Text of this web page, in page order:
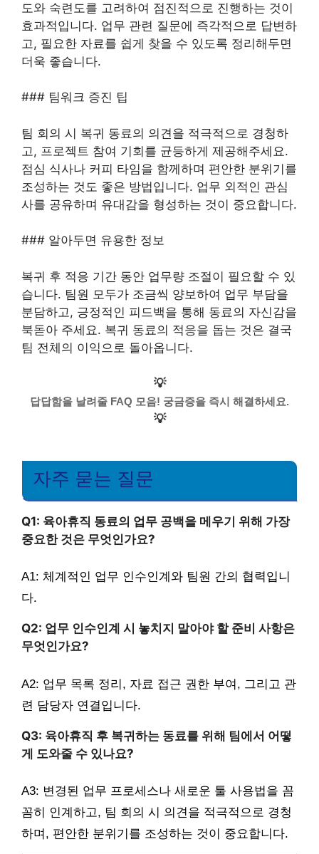
도와 숙련도를 고려하여 점진적으로 진행하는 것이
효과적입니다. 업무 관련 질문에 즉각적으로 답변하
고, 필요한 자료를 쉽게 찾을 수 있도록 정리해두면
더욱 좋습니다.
### 팀워크 증진 팁
팀 회의 시 복귀 동료의 의견을 적극적으로 경청하
고, 프로젝트 참여 기회를 균등하게 제공해주세요.
점심 식사나 커피 타임을 함께하며 편안한 분위기를
조성하는 것도 좋은 방법입니다. 업무 외적인 관심
사를 공유하며 유대감을 형성하는 것이 중요합니다.
### 알아두면 유용한 정보
복귀 후 적응 기간 동안 업무량 조절이 필요할 수 있
습니다. 팀원 모두가 조금씩 양보하여 업무 부담을
분담하고, 긍정적인 피드백을 통해 동료의 자신감을
북돋아 주세요. 복귀 동료의 적응을 돕는 것은 결국
팀 전체의 이익으로 돌아옵니다.
💡
답답함을 날려줄 FAQ 모음! 궁금증을 즉시 해결하세요.
💡
자주 묻는 질문
Q1: 육아휴직 동료의 업무 공백을 메우기 위해 가장
중요한 것은 무엇인가요?
A1: 체계적인 업무 인수인계와 팀원 간의 협력입니
다.
Q2: 업무 인수인계 시 놓치지 말아야 할 준비 사항은
무엇인가요?
A2: 업무 목록 정리, 자료 접근 권한 부여, 그리고 관
련 담당자 연결입니다.
Q3: 육아휴직 후 복귀하는 동료를 위해 팀에서 어떻
게 도와줄 수 있나요?
A3: 변경된 업무 프로세스나 새로운 툴 사용법을 꼼
꼼히 인계하고, 팀 회의 시 의견을 적극적으로 경청
하며, 편안한 분위기를 조성하는 것이 중요합니다.